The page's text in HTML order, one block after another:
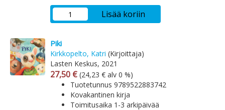
Lisää koriin
Piki
Kirkkopelto, Katri (Kirjoittaja)
Lasten Keskus, 2021
Arvonlisäverollinen hinta
27,50 € Arvonlisäveroton hinta
(24,23 € alv 0 %)
Tuotetunnus 9789522883742
Kovakantinen kirja
Toimitusaika 1-3 arkipäivää